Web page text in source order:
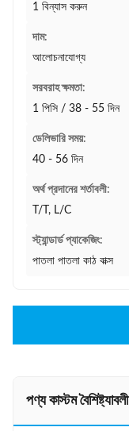
1 বিন্যাস করুন
দাম:
আলোচনাযোগ্য
সরবরাহ ক্ষমতা:
1 পিসি / 38 - 55 দিন
ডেলিভারি সময়:
40 - 56 দিন
অর্থ প্রদানের শর্তাবলী:
T/T, L/C
স্ট্যান্ডার্ড প্যাকেজিং:
পাতলা পাতলা কাঠ বাক্স
পণ্য কাস্টম বৈশিষ্ট্যাবলী